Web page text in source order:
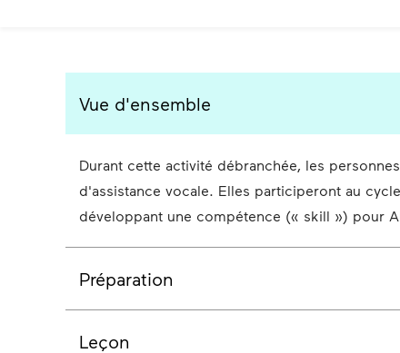
Vue d'ensemble
Durant cette activité débranchée, les
d'assistance vocale. Elles participeront au
développant une compétence (« skill ») pour
Préparation
Leçon